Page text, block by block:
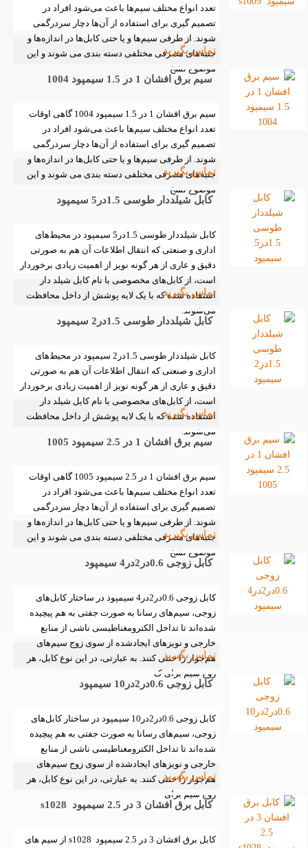
تعدد انواع مختلف سیم‌ها باعث می‌شود افراد در
تصمیم گیری برای استفاده از آن‌ها دچار سردرگمی
شوند. از طرفی سیم‌ها و یا حتی کابل‌ها در اندازه‌ها و
جنبه‌های مصرفی مختلفی دسته بندی می شوند و این
موضوع تشخ
تماس بگیرید
سیم برق افشان 1 در 1.5 سیمپود 1004
سیم برق افشان 1 در 1.5 سیمپود 1004 گاهی اوقات
تعدد انواع مختلف سیم‌ها باعث می‌شود افراد در
تصمیم گیری برای استفاده از آن‌ها دچار سردرگمی
شوند. از طرفی سیم‌ها و یا حتی کابل‌ها در اندازه‌ها و
جنبه‌های مصرفی مختلفی دسته بندی می شوند و این
موضوع تشخ
تماس بگیرید
کابل شیلددار طوسی 1.5در5 سیمپود
کابل شیلددار طوسی 1.5در5 سیمپود در محیط‌های
اداری و صنعتی که انتقال اطلاعات آن‌ هم به صورتی
دقیق و عاری از هر گونه نویز از اهمیت زیادی برخوردار
است، از کابل‌های مخصوصی با نام کابل شیلد دار
استفاده‌ شده که با یک‌ لایه پوشش از داخل محافظت
می‌شوند.
تماس بگیرید
کابل شیلددار طوسی 1.5در2 سیمپود
کابل شیلددار طوسی 1.5در2 سیمپود در محیط‌های
اداری و صنعتی که انتقال اطلاعات آن‌ هم به صورتی
دقیق و عاری از هر گونه نویز از اهمیت زیادی برخوردار
است، از کابل‌های مخصوصی با نام کابل شیلد دار
استفاده‌ شده که با یک‌ لایه پوشش از داخل محافظت
می‌شوند.
تماس بگیرید
سیم برق افشان 1 در 2.5 سیمپود 1005
سیم برق افشان 1 در 2.5 سیمپود 1005 گاهی اوقات
تعدد انواع مختلف سیم‌ها باعث می‌شود افراد در
تصمیم گیری برای استفاده از آن‌ها دچار سردرگمی
شوند. از طرفی سیم‌ها و یا حتی کابل‌ها در اندازه‌ها و
جنبه‌های مصرفی مختلفی دسته بندی می شوند و این
موضوع تشخ
تماس بگیرید
کابل زوجی 0.6در2در4 سیمپود
کابل زوجی 0.6در2در4 سیمپود در ساختار کابل‌های
زوجی، سیم‌های رسانا به صورت جفتی به هم پیچیده
شده‌اند تا تداخل الکترومغناطیسی ناشی از منابع
خارجی و نویزهای ایجادشده از سوی زوج سیم‌های
هم‌جوار را خنثی کنند. به عبارتی، در این نوع کابل، هر
زوج سیم برای ک
تماس بگیرید
کابل زوجی 0.6در2در10 سیمپود
کابل زوجی 0.6در2در10 سیمپود در ساختار کابل‌های
زوجی، سیم‌های رسانا به صورت جفتی به هم پیچیده
شده‌اند تا تداخل الکترومغناطیسی ناشی از منابع
خارجی و نویزهای ایجادشده از سوی زوج سیم‌های
هم‌جوار را خنثی کنند. به عبارتی، در این نوع کابل، هر
زوج سیم برای
تماس بگیرید
کابل برق افشان 3 در 2.5 سیمپود s1028
کابل برق افشان 3 در 2.5 سیمپود s1028 از سیم های